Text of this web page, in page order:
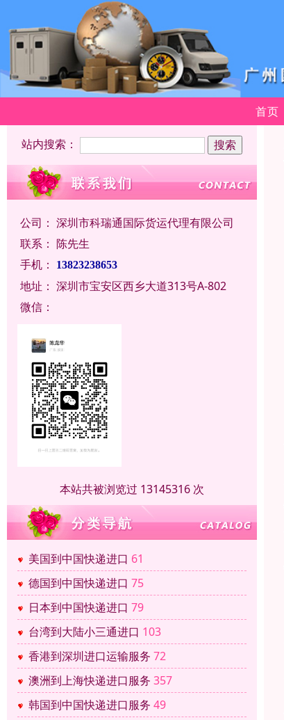
首页
站内搜索：
公司： 深圳市科瑞通国际货运代理有限公司
联系： 陈先生
手机：
13823238653
地址： 深圳市宝安区西乡大道313号A-802
微信：
本站共被浏览过 13145316 次
美国到中国快递进口 61
德国到中国快递进口 75
日本到中国快递进口 79
台湾到大陆小三通进口 103
香港到深圳进口运输服务 72
澳洲到上海快递进口服务 357
韩国到中国快递进口服务 49